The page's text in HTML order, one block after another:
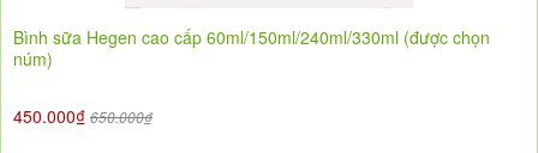
Bình sữa Hegen cao cấp 60ml/150ml/240ml/330ml (được chọn
núm)
450.000₫ 650.000₫